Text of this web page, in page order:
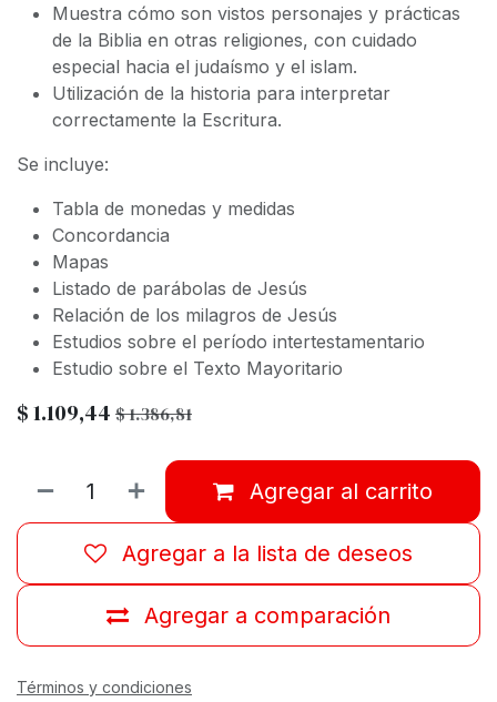
Muestra cómo son vistos personajes y prácticas
de la Biblia en otras religiones, con cuidado
especial hacia el judaísmo y el islam.
Utilización de la historia para interpretar
correctamente la Escritura.
Se incluye:
Tabla de monedas y medidas
Concordancia
Mapas
Listado de parábolas de Jesús
Relación de los milagros de Jesús
Estudios sobre el período intertestamentario
Estudio sobre el Texto Mayoritario
$1.109,44 $1.386,81
Agregar al carrito
Agregar a comparación
Agregar a la lista de deseos
Términos y condiciones